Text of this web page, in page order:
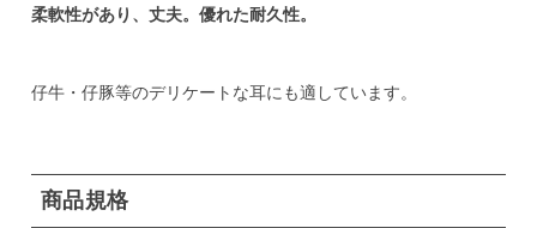
柔軟性があり、丈夫。優れた耐久性。
仔牛・仔豚等のデリケートな耳にも適しています。
商品規格